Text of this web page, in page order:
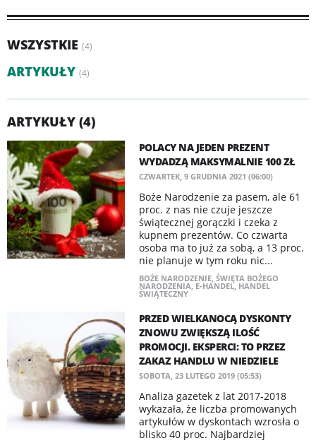
WSZYSTKIE (4)
ARTYKUŁY (4)
ARTYKUŁY (4)
POLACY NA JEDEN PREZENT
WYDADZĄ MAKSYMALNIE 100 ZŁ
CZWARTEK, 9 GRUDNIA 2021 (06:00)
Boże Narodzenie za pasem, ale 61
proc. z nas nie czuje jeszcze
świątecznej gorączki i czeka z
kupnem prezentów. Co czwarta
osoba ma to już za sobą, a 13 proc.
nie planuje w tym roku nic...
BOŻE NARODZENIE, ŚWIĘTA BOŻEGO
NARODZENIA, E-HANDEL, HANDEL
ŚWIĄTECZNY
PRZED WIELKANOCĄ DYSKONTY
ZNOWU ZWIĘKSZĄ ILOŚĆ
PROMOCJI. EKSPERCI: TO PRZEZ
ZAKAZ HANDLU W NIEDZIELE
SOBOTA, 23 LUTEGO 2019 (05:53)
Analiza gazetek z lat 2017-2018
wykazała, że liczba promowanych
artykułów w dyskontach wzrosła o
blisko 40 proc. Najbardziej